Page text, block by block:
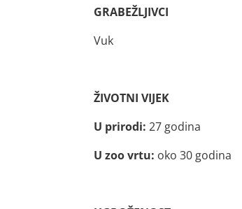
GRABEŽLJIVCI
Vuk
ŽIVOTNI VIJEK
U prirodi: 27 godina
U zoo vrtu: oko 30 godina